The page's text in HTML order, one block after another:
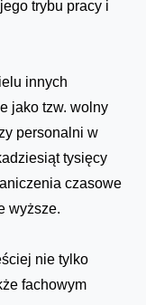
trybu pracy i
innych
jako tzw. wolny
personalni w
tysięcy
czasowe
wyższe.
nie tylko
fachowym